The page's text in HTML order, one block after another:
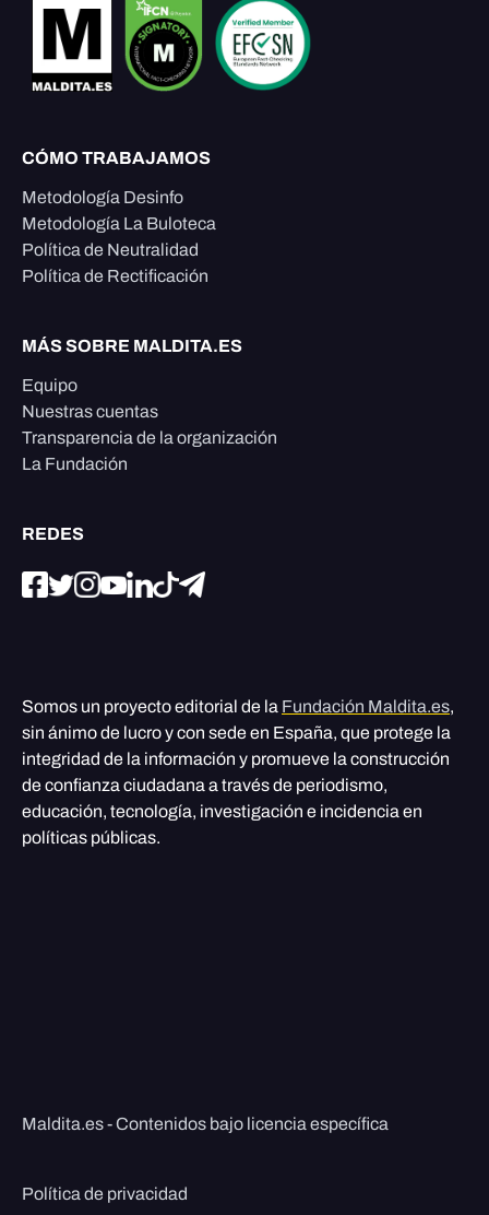
CÓMO TRABAJAMOS
Metodología Desinfo
Metodología La Buloteca
Política de Neutralidad
Política de Rectificación
MÁS SOBRE MALDITA.ES
Equipo
Nuestras cuentas
Transparencia de la organización
La Fundación
REDES
Somos un proyecto editorial de la Fundación Maldita.es,
sin ánimo de lucro y con sede en España, que protege la
integridad de la información y promueve la construcción
de confianza ciudadana a través de periodismo,
educación, tecnología, investigación e incidencia en
políticas públicas.
Maldita.es - Contenidos bajo licencia específica
Política de privacidad